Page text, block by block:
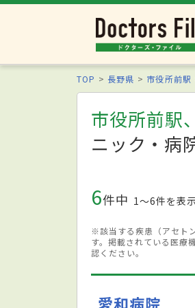
TOP 長野県 市役所前駅
市役所前駅
ニック・病
6件中 1〜6件を表
※該当する疾患（アセト
す。掲載されている医療
認ください。
愛和病院